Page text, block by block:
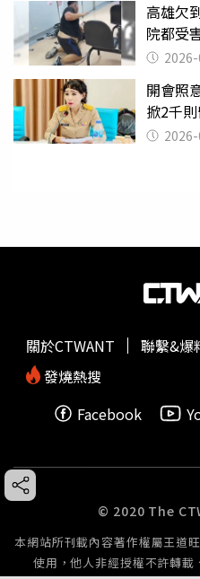
高雄欠
院都受
曝光
開會照
掀2千
關於CTWANT 聯繫&爆
發燒熱搜
Facebook
© 2020 The
本網站所刊載內容著作權屬王道
使用，他人非經授權不許轉